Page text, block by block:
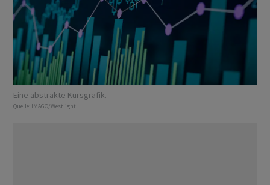
Eine abstrakte Kursgrafik.
Quelle: IMAGO/Westlight